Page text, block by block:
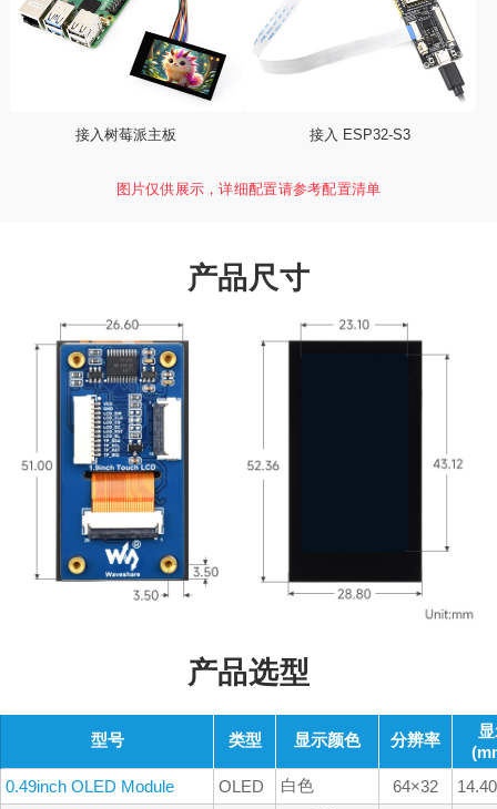
接入树莓派主板 接入 ESP32-S3
图片仅供展示，详细配置请参考配置清单
产品尺寸
产品选型
型号 类型 显示颜色 分辨率
0.49inch OLED Module
OLED 白色 64×32